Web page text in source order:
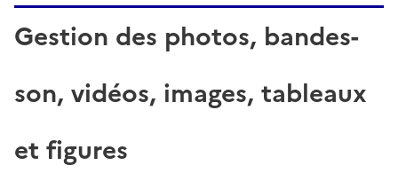
Gestion des photos, bandes-
son, vidéos, images, tableaux
et figures